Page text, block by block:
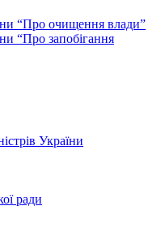
“Про очищення влади”
“Про запобігання
України
ради